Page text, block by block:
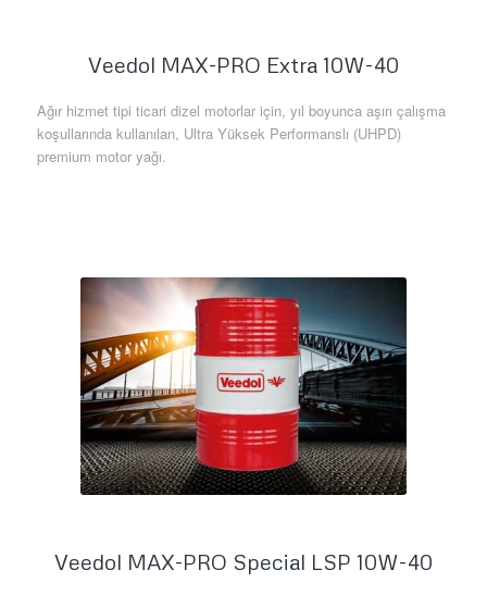
Veedol MAX-PRO Extra 10W-40
Ağır hizmet tipi ticari dizel motorlar için, yıl boyunca aşırı çalışma
koşullarında kullanılan, Ultra Yüksek Performanslı (UHPD)
premium motor yağı.
Veedol MAX-PRO Special LSP 10W-40